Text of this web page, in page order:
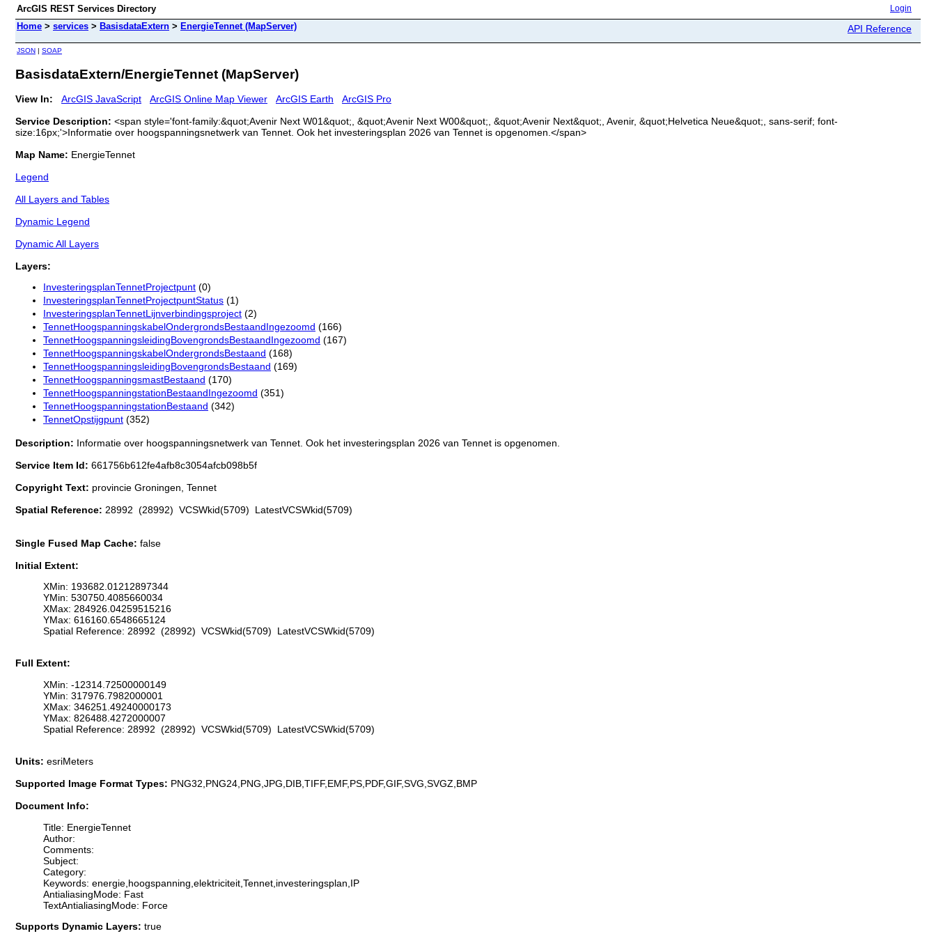
ArcGIS REST Services Directory Login
Home > services > BasisdataExtern > EnergieTennet (MapServer) API Reference
JSON | SOAP
BasisdataExtern/EnergieTennet (MapServer)
View In: ArcGIS JavaScript ArcGIS Online Map Viewer ArcGIS Earth
ArcGIS Pro
Service Description: <span style='font-family:&quot;Avenir Next W01&quot;, &quot;Avenir Next W00&quot;, &quot;Avenir Next&quot;, Avenir, &quot;Helvetica Neue&quot;, sans-serif; font-
size:16px;'>Informatie over hoogspanningsnetwerk van Tennet. Ook het investeringsplan 2026 van Tennet is opgenomen.</span>
Map Name: EnergieTennet
Legend
All Layers and Tables
Dynamic Legend
Dynamic All Layers
Layers:
InvesteringsplanTennetProjectpunt (0)
InvesteringsplanTennetProjectpuntStatus (1)
InvesteringsplanTennetLijnverbindingsproject (2)
TennetHoogspanningskabelOndergrondsBestaandIngezoomd (166)
TennetHoogspanningsleidingBovengrondsBestaandIngezoomd (167)
TennetHoogspanningskabelOndergrondsBestaand (168)
TennetHoogspanningsleidingBovengrondsBestaand (169)
TennetHoogspanningsmastBestaand (170)
TennetHoogspanningstationBestaandIngezoomd (351)
TennetHoogspanningstationBestaand (342)
TennetOpstijgpunt (352)
Description: Informatie over hoogspanningsnetwerk van Tennet. Ook het investeringsplan 2026 van Tennet is opgenomen.
Service Item Id: 661756b612fe4afb8c3054afcb098b5f
Copyright Text: provincie Groningen, Tennet
Spatial Reference: 28992 (28992) VCSWkid(5709) LatestVCSWkid(5709)
Single Fused Map Cache: false
Initial Extent:
XMin: 193682.01212897344
YMin: 530750.4085660034
XMax: 284926.04259515216
YMax: 616160.6548665124
Spatial Reference: 28992 (28992) VCSWkid(5709) LatestVCSWkid(5709)
Full Extent:
XMin: -12314.72500000149
YMin: 317976.7982000001
XMax: 346251.49240000173
YMax: 826488.4272000007
Spatial Reference: 28992 (28992) VCSWkid(5709) LatestVCSWkid(5709)
Units: esriMeters
Supported Image Format Types: PNG32,PNG24,PNG,JPG,DIB,TIFF,EMF,PS,PDF,GIF,SVG,SVGZ,BMP
Document Info:
Title: EnergieTennet
Author:
Comments:
Subject:
Category:
Keywords: energie,hoogspanning,elektriciteit,Tennet,investeringsplan,IP
AntialiasingMode: Fast
TextAntialiasingMode: Force
Supports Dynamic Layers: true